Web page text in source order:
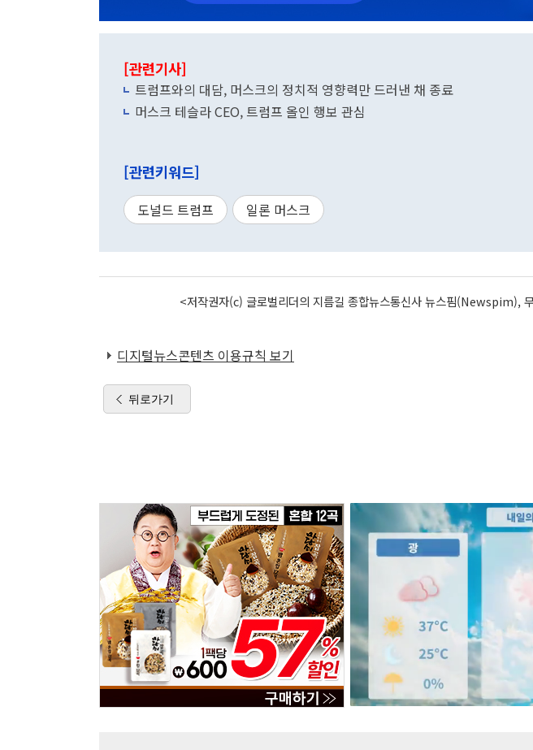
[관련기사]
트럼프와의 대담, 머스크의 정치적 영향력만 드러낸 채 종료
머스크 테슬라 CEO, 트럼프 올인 행보 관심
[관련키워드]
도널드 트럼프 일론 머스크
<저작권자(c) 글로벌리더의 지름길 종합뉴스통신사 뉴스핌(Newspim),
디지털뉴스콘텐츠 이용규칙 보기
뒤로가기